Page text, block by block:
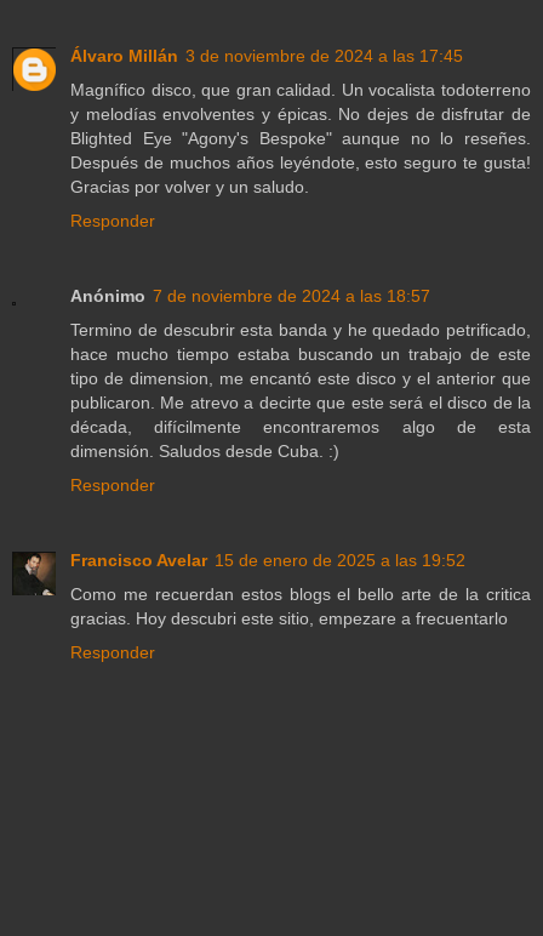
Álvaro Millán 3 de noviembre de 2024 a las 17:45
Magnífico disco, que gran calidad. Un vocalista todoterreno
y melodías envolventes y épicas. No dejes de disfrutar de
Blighted Eye "Agony's Bespoke" aunque no lo reseñes.
Después de muchos años leyéndote, esto seguro te gusta!
Gracias por volver y un saludo.
Responder
Anónimo 7 de noviembre de 2024 a las 18:57
Termino de descubrir esta banda y he quedado petrificado,
hace mucho tiempo estaba buscando un trabajo de este
tipo de dimension, me encantó este disco y el anterior que
publicaron. Me atrevo a decirte que este será el disco de la
década, difícilmente encontraremos algo de esta
dimensión. Saludos desde Cuba. :)
Responder
Francisco Avelar 15 de enero de 2025 a las 19:52
Como me recuerdan estos blogs el bello arte de la critica
gracias. Hoy descubri este sitio, empezare a frecuentarlo
Responder